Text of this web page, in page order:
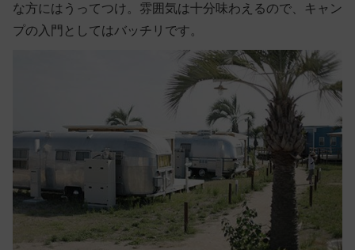
な方にはうってつけ。雰囲気は十分味わえるので、キャン
プの入門としてはバッチリです。